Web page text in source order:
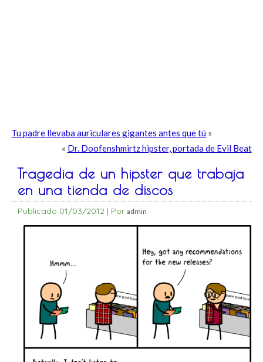
Tu padre llevaba auriculares gigantes antes que tú »
« Dr. Doofenshmirtz hipster, portada de Evil Beat
Tragedia de un hipster que trabaja
en una tienda de discos
Publicado 01/03/2012 | Por admin